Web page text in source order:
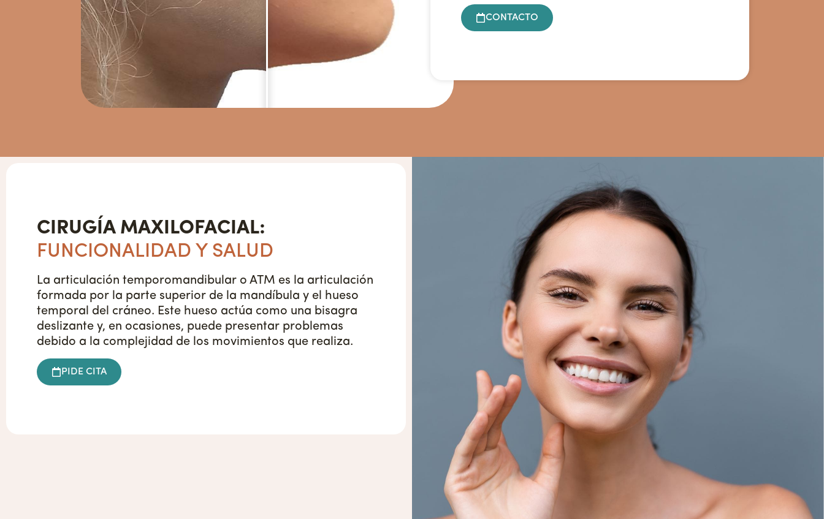
CONTACTO
CIRUGÍA MAXILOFACIAL:
FUNCIONALIDAD Y SALUD
La articulación temporomandibular o ATM es la articulación
formada por la parte superior de la mandíbula y el hueso
temporal del cráneo. Este hueso actúa como una bisagra
deslizante y, en ocasiones, puede presentar problemas
debido a la complejidad de los movimientos que realiza.
PIDE CITA